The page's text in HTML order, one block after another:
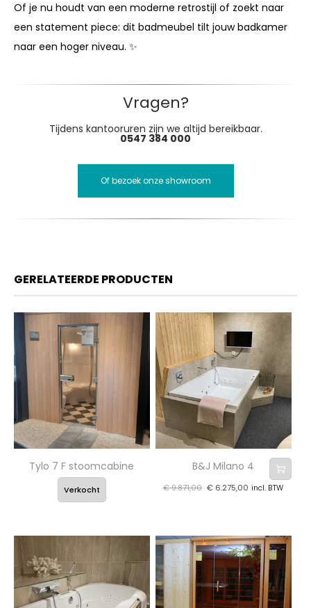
Of je nu houdt van een moderne retrostijl of zoekt naar
een statement piece: dit badmeubel tilt jouw badkamer
naar een hoger niveau. ✨
Vragen?
Tijdens kantooruren zijn we altijd bereikbaar.
0547 384 000
Of bezoek onze showroom
GERELATEERDE PRODUCTEN
Tylo 7 F stoomcabine
Verkocht
B&J Milano 4
€9.871,00 € 6.275,00 incl. BTW